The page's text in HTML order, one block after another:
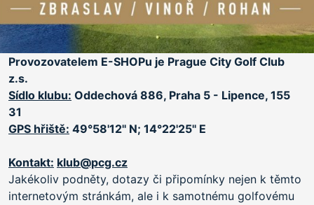
Provozovatelem E-SHOPu je Prague City Golf Club
z.s.
Sídlo klubu: Oddechová 886, Praha 5 - Lipence, 155
31
GPS hřiště: 49°58'12'' N; 14°22'25'' E
Kontakt: klub@pcg.cz
Jakékoliv podněty, dotazy či připomínky nejen k těmto
internetovým stránkám, ale i k samotnému golfovému